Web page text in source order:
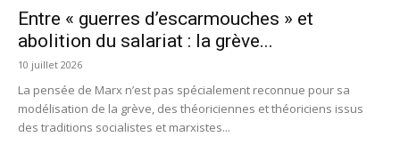
Entre « guerres d’escarmouches » et
abolition du salariat : la grève...
10 juillet 2026
La pensée de Marx n’est pas spécialement reconnue pour sa
modélisation de la grève, des théoriciennes et théoriciens issus
des traditions socialistes et marxistes...